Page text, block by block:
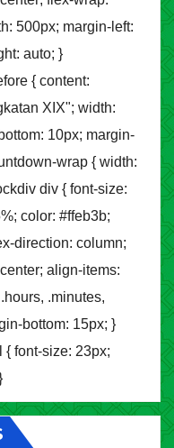
500px; margin-left:
auto; }
{ content:
XIX"; width:
10px; margin-
wrap { width:
div { font-size:
color: #ffeb3b;
direction: column;
align-items:
.minutes,
bottom: 15px; }
{ font-size: 23px;